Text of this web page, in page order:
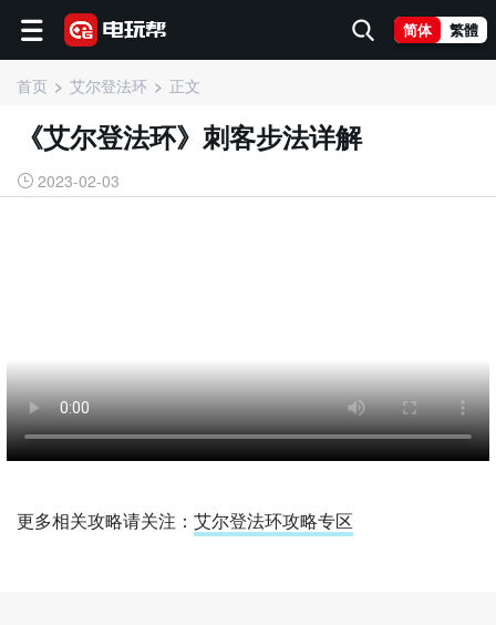
简体 繁體
首页 艾尔登法环 正文
《艾尔登法环》刺客步法详解
2023-02-03
更多相关攻略请关注： 艾尔登法环攻略专区